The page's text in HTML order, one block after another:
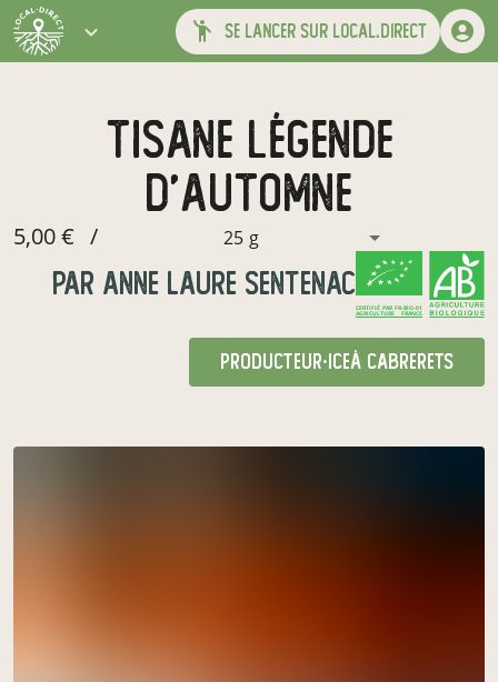
se lancer sur local.direct
tisane légende
d'automne
5,00 € / 25 g
par anne laure sentenac
CERTIFIÉ PAR FR-BIO-01
AGRICULTURE FRANCE
producteur·iceà Cabrerets